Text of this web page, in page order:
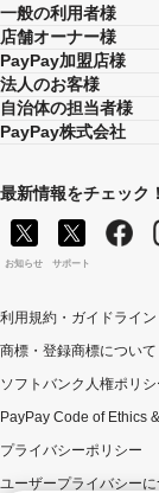
一般の利用者様
店舗オーナー様
PayPay加盟店様
法人のお客様
自治体の担当者様
PayPay株式会社
最新情報をチェック！
お知らせ サポート
利用規約・ガイドライン
商標・登録商標について
ソフトバンク人権ポリシ
PayPay Code of Ethics
プライバシーポリシー
ユーザープライバシー